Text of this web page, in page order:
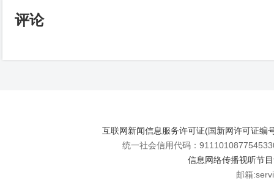
评论
互联网新闻信息服务许可证(国新网许可证编
统一社会信用代码：
信息网络传播视听节
邮箱